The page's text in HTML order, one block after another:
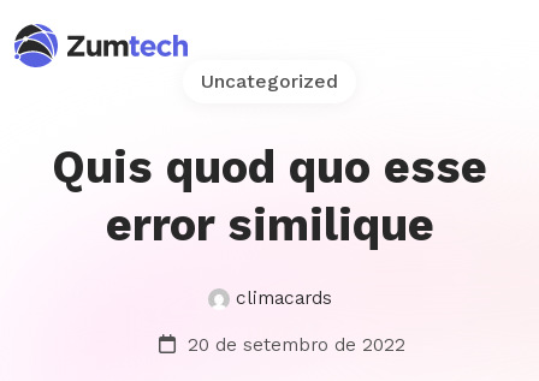
Uncategorized
Quis quod quo esse
error similique
climacards
20 de setembro de 2022